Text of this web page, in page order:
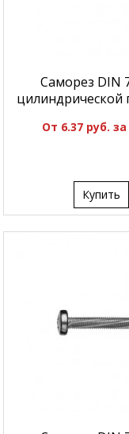
Саморез DIN
цилиндрической
От 6.37 руб.
Купить